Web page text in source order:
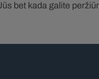
bet kada galite